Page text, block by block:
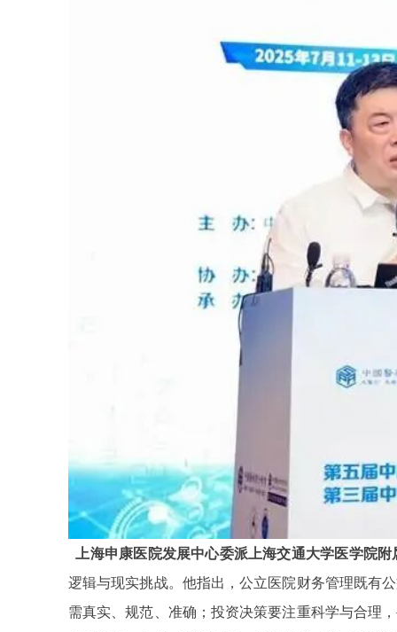
上海申康医院发展中心委派上海交通大学医学院
逻辑与现实挑战。他指出，公立医院财务管理既有
需真实、规范、准确；投资决策要注重科学与合理